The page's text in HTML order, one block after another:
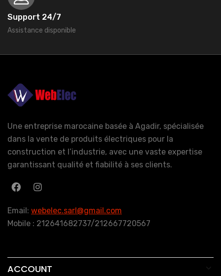
Support 24/7
Assistance disponible
Une entreprise marocaine basée à Agadir, spécialisée
dans la vente de produits électriques pour la
construction et l’industrie, avec une vaste expertise
garantissant qualité et fiabilité à ses clients.
Email: webelec.sarl@gmail.com
Mobile : 212641682737/212667720567
ACCOUNT